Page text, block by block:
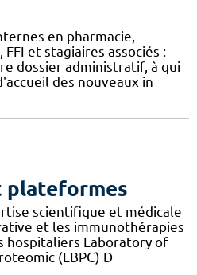
en pharmacie,
et stagiaires associés :
dossier administratif, à qui
des nouveaux in
plateformes
scientifique et médicale
et les immunothérapies
hospitaliers Laboratory of
(LBPC) D